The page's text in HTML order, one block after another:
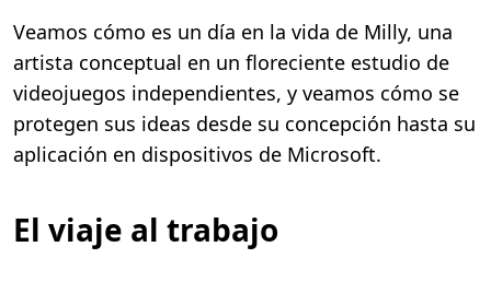
Veamos cómo es un día en la vida de Milly, una
artista conceptual en un floreciente estudio de
videojuegos independientes, y veamos cómo se
protegen sus ideas desde su concepción hasta su
aplicación en dispositivos de Microsoft.
El viaje al trabajo